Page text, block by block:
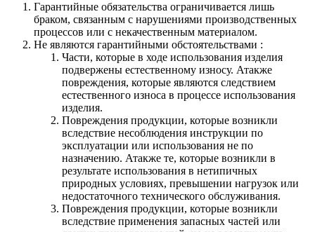
Гарантийные обязательства ограничивается лишь
браком, связанным с нарушениями производственных
процессов или с некачественным материалом.
Не являются гарантийными обстоятельствами :
Части, которые в ходе использования изделия
подвержены естественному износу. Атакже
повреждения, которые являются следствием
естественного износа в процессе использования
изделия.
Повреждения продукции, которые возникли
вследствие несоблюдения инструкции по
эксплуатации или использования не по
назначению. Атакже те, которые возникли в
результате использования в нетипичных
природных условиях, превышении нагрузок или
недостаточного технического обслуживания.
Повреждения продукции, которые возникли
вследствие применения запасных частей или